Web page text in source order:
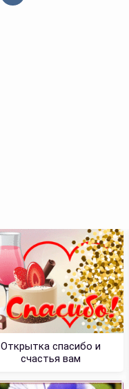
Открытка спасибо и
счастья вам